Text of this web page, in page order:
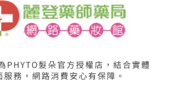
PHYTO髮朵官方授權店，結合實體
服務，網路消費安心有保障。